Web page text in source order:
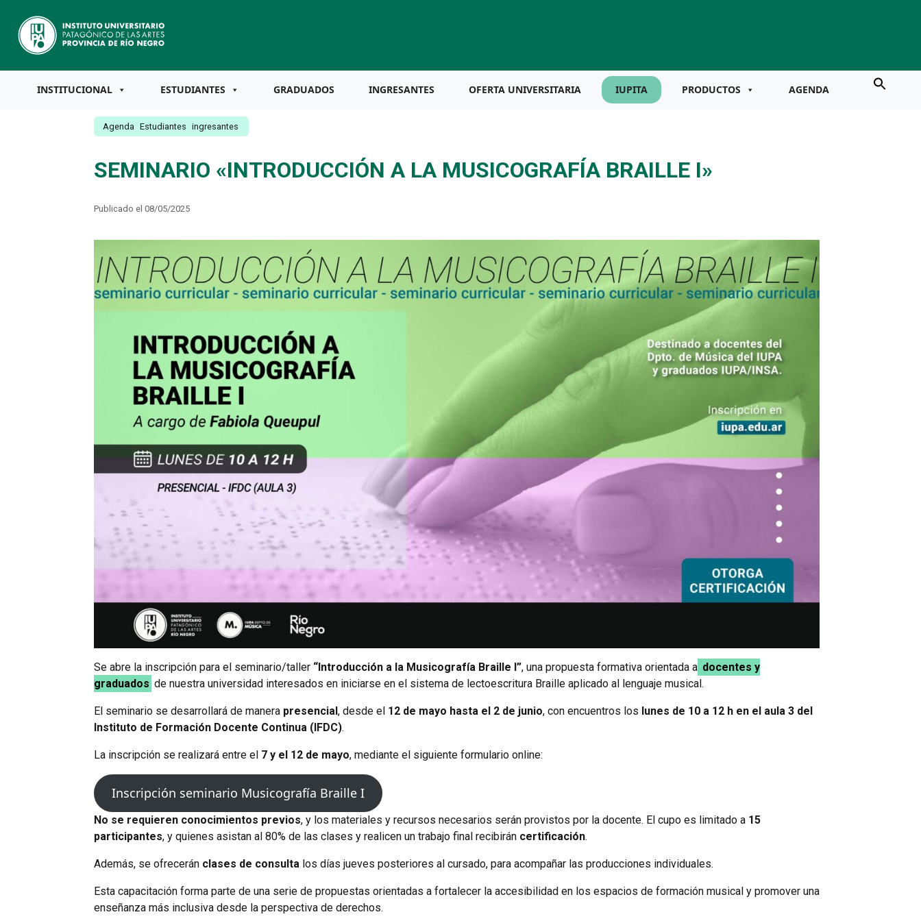
INSTITUCIONAL ESTUDIANTES GRADUADOS INGRESANTES OFERTA UNIVERSITARIA IUPITA PRODUCTOS AGENDA
Agenda Estudiantes ingresantes
SEMINARIO «INTRODUCCIÓN A LA MUSICOGRAFÍA BRAILLE I»
Publicado el 08/05/2025
Se abre la inscripción para el seminario/taller “Introducción a la Musicografía Braille I”, una propuesta formativa orientada a docentes y
graduados de nuestra universidad interesados en iniciarse en el sistema de lectoescritura Braille aplicado al lenguaje musical.
El seminario se desarrollará de manera presencial, desde el 12 de mayo hasta el 2 de junio, con encuentros los lunes de 10 a 12 h en el aula 3 del
Instituto de Formación Docente Continua (IFDC).
La inscripción se realizará entre el 7 y el 12 de mayo, mediante el siguiente formulario online:
Inscripción seminario Musicografía Braille I
No se requieren conocimientos previos, y los materiales y recursos necesarios serán provistos por la docente. El cupo es limitado a 15
participantes, y quienes asistan al 80% de las clases y realicen un trabajo final recibirán certificación.
Además, se ofrecerán clases de consulta los días jueves posteriores al cursado, para acompañar las producciones individuales.
Esta capacitación forma parte de una serie de propuestas orientadas a fortalecer la accesibilidad en los espacios de formación musical y promover una
enseñanza más inclusiva desde la perspectiva de derechos.